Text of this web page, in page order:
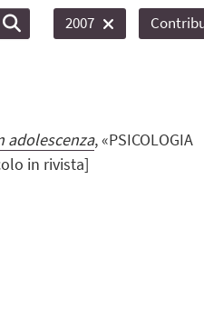
2007
adolescenza, «PSICOLOGIA
in rivista]